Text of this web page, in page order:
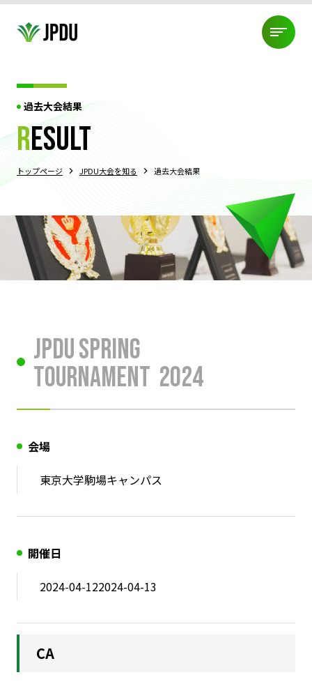
ABOUT US
ABOUT US
JPDU加盟団体
プライバシーポリシー
TOURNAMENT
JPDU大会について過去大会結果 エクイティポリシー
ABOUT DEBATE
ABOUT DEBATE
ディベートとは?! 3つの競技スタイル
ディベートの始め方
身に付くスキル コーチ派遣制度
NEWS
過去大会結果
result
トップページ JPDU大会を知る 過去大会結果
JPDU Spring
Tournament 2024
会場
東京大学駒場キャンパス
開催日
2024-04-122024-04-13
CA